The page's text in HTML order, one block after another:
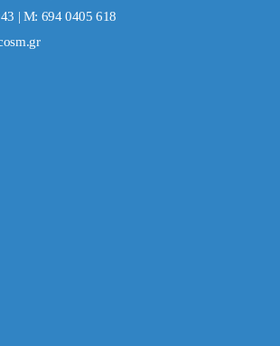
| Μ: 694 0405 618